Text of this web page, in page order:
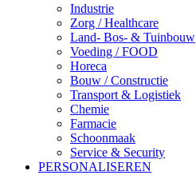
Industrie
Zorg / Healthcare
Land- Bos- & Tuinbouw
Voeding / FOOD
Horeca
Bouw / Constructie
Transport & Logistiek
Chemie
Farmacie
Schoonmaak
Service & Security
PERSONALISEREN